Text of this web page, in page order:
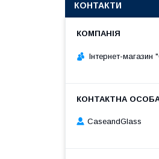
КОНТАКТИ
Інтернет-магазин
CaseandGlass